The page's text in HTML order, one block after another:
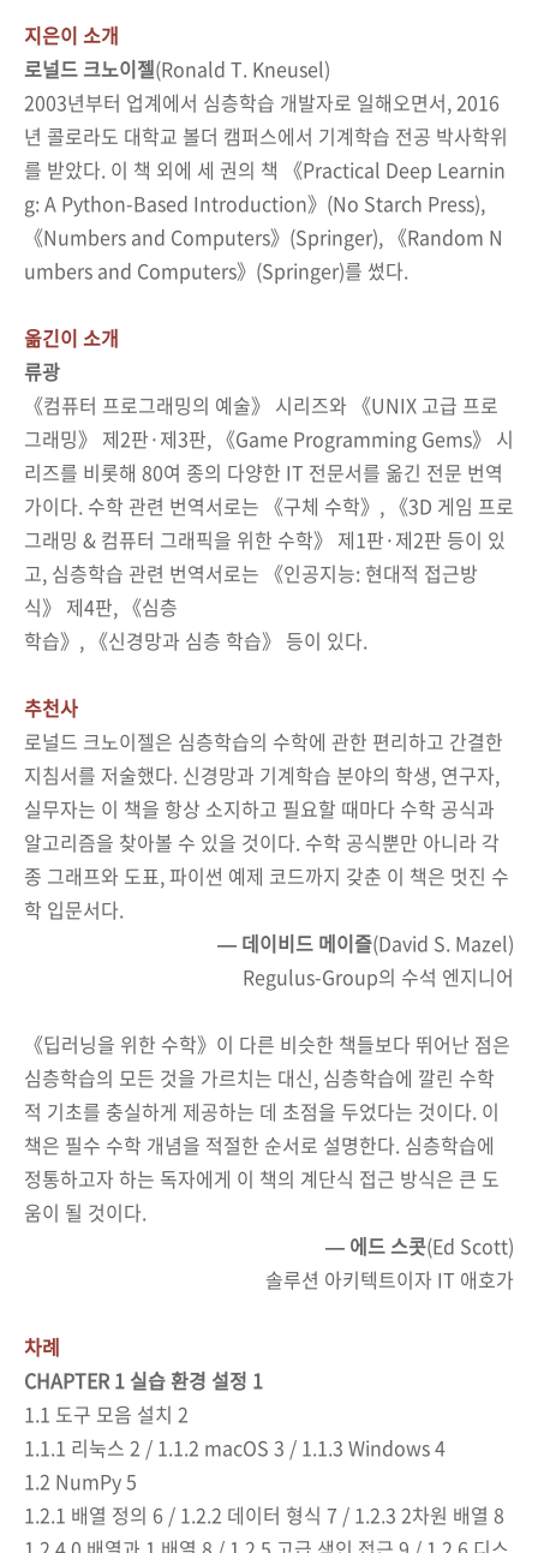
지은이 소개
로널드 크노이젤(Ronald T. Kneusel)
2003년부터 업계에서 심층학습 개발자로 일해오면서, 2016
년 콜로라도 대학교 볼더 캠퍼스에서 기계학습 전공 박사학위
를 받았다. 이 책 외에 세 권의 책 《Practical Deep Learnin
g: A Python-Based Introduction》 (No Starch Press),
《Numbers and Computers》 (Springer), 《Random N
umbers and Computers》 (Springer)를 썼다.
옮긴이 소개
류광
《컴퓨터 프로그래밍의 예술》 시리즈와 《UNIX 고급 프로
그래밍》 제2판·제3판, 《Game Programming Gems》 시
리즈를 비롯해 80여 종의 다양한 IT 전문서를 옮긴 전문 번역
가이다. 수학 관련 번역서로는 《구체 수학》 , 《3D 게임 프로
그래밍 & 컴퓨터 그래픽을 위한 수학》 제1판·제2판 등이 있
고, 심층학습 관련 번역서로는 《인공지능: 현대적 접근방
식》 제4판, 《심층
학습》 , 《신경망과 심층 학습》 등이 있다.
추천사
로널드 크노이젤은 심층학습의 수학에 관한 편리하고 간결한
지침서를 저술했다. 신경망과 기계학습 분야의 학생, 연구자,
실무자는 이 책을 항상 소지하고 필요할 때마다 수학 공식과
알고리즘을 찾아볼 수 있을 것이다. 수학 공식뿐만 아니라 각
종 그래프와 도표, 파이썬 예제 코드까지 갖춘 이 책은 멋진 수
학 입문서다.
— 데이비드 메이즐(David S. Mazel)
Regulus-Group의 수석 엔지니어
《딥러닝을 위한 수학》이 다른 비슷한 책들보다 뛰어난 점은
심층학습의 모든 것을 가르치는 대신, 심층학습에 깔린 수학
적 기초를 충실하게 제공하는 데 초점을 두었다는 것이다. 이
책은 필수 수학 개념을 적절한 순서로 설명한다. 심층학습에
정통하고자 하는 독자에게 이 책의 계단식 접근 방식은 큰 도
움이 될 것이다.
— 에드 스콧(Ed Scott)
솔루션 아키텍트이자 IT 애호가
차례
CHAPTER 1 실습 환경 설정 1
1.1 도구 모음 설치 2
1.1.1 리눅스 2 / 1.1.2 macOS 3 / 1.1.3 Windows 4
1.2 NumPy 5
1.2.1 배열 정의 6 / 1.2.2 데이터 형식 7 / 1.2.3 2차원 배열 8